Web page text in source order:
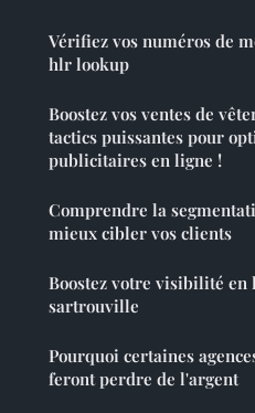
Vérifiez vos numéros de
hlr lookup
Boostez vos ventes de
tactics puissantes pour
publicitaires en ligne !
Comprendre la
mieux cibler vos clients
Boostez votre visibilité en
sartrouville
Pourquoi certaines
feront perdre de l'argent